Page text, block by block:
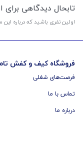
تابحال دیدگاهی
اولین نفری باشید که درباره
فروشگاه کیف و کفش
فرصت‌های شغلی
تماس با ما
درباره ما